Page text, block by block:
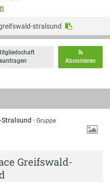
stralsund
Abonnieren
·Gruppe
Greifswald-